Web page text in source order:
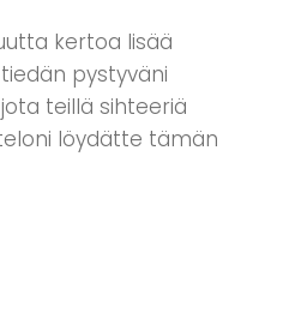
kertoa lisää
pystyväni
teillä sihteeriä
löydätte tämän